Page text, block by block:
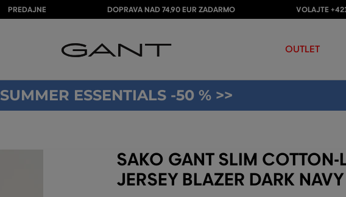
PREDAJNE DOPRAVA NAD 74,90 EUR ZADARMO VOLAJTE
OUTLET
SUMMER ESSENTIALS -50 % >>
SAKO GANT SLIM COTTON-
JERSEY BLAZER DARK